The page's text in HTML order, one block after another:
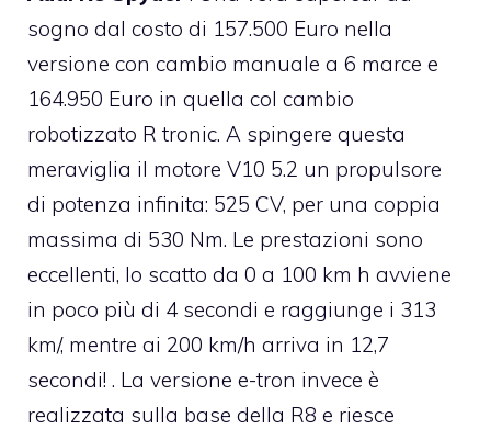
sogno dal costo di 157.500 Euro nella
versione con cambio manuale a 6 marce e
164.950 Euro in quella col cambio
robotizzato R tronic. A spingere questa
meraviglia il motore V10 5.2 un propulsore
di potenza infinita: 525 CV, per una coppia
massima di 530 Nm. Le prestazioni sono
eccellenti, lo scatto da 0 a 100 km h avviene
in poco più di 4 secondi e raggiunge i 313
km/, mentre ai 200 km/h arriva in 12,7
secondi! . La versione e-tron invece è
realizzata sulla base della R8 e riesce